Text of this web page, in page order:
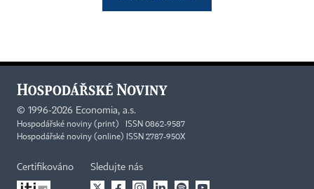
© 1996-2026 Economia, a.s.
Hospodářské noviny (print) ISSN 0862-9587
Hospodářské noviny (online) ISSN 2787-950X
Certifikováno Sledujte nás